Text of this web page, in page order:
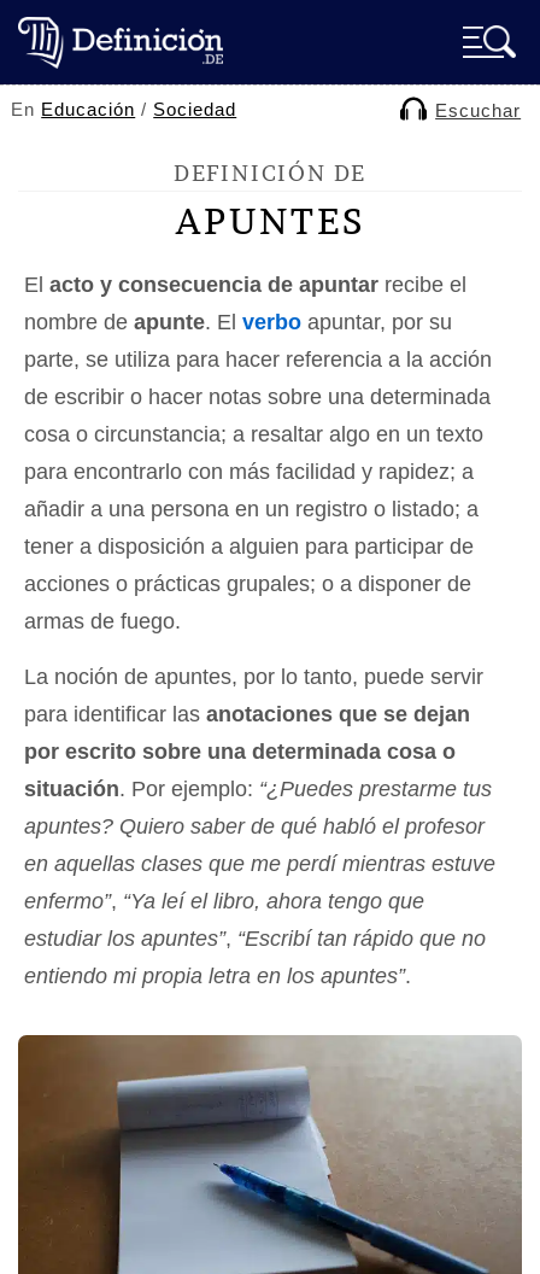
En Educación / Sociedad Escuchar
DEFINICIÓN DE
APUNTES
El acto y consecuencia de apuntar recibe el
nombre de apunte. El verbo apuntar, por su
parte, se utiliza para hacer referencia a la acción
de escribir o hacer notas sobre una determinada
cosa o circunstancia; a resaltar algo en un texto
para encontrarlo con más facilidad y rapidez; a
añadir a una persona en un registro o listado; a
tener a disposición a alguien para participar de
acciones o prácticas grupales; o a disponer de
armas de fuego.
La noción de apuntes, por lo tanto, puede servir
para identificar las anotaciones que se dejan
por escrito sobre una determinada cosa o
situación. Por ejemplo: “¿Puedes prestarme tus
apuntes? Quiero saber de qué habló el profesor
en aquellas clases que me perdí mientras estuve
enfermo”, “Ya leí el libro, ahora tengo que
estudiar los apuntes”, “Escribí tan rápido que no
entiendo mi propia letra en los apuntes”.